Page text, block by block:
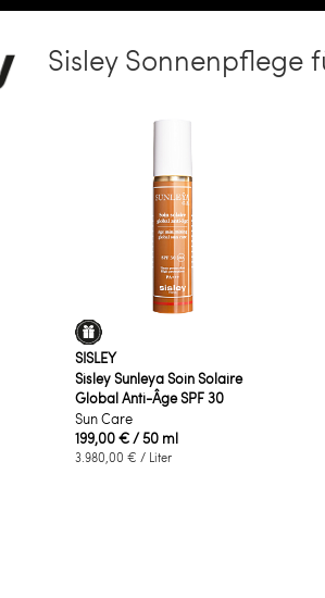
Sisley Sonnenpflege
SISLEY
Sisley Sunleya Soin Solaire
Global Anti-Âge SPF 30
Sun Care
199,00 €/ 50 ml
3.980,00 € / Liter